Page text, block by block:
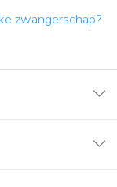
zwangerschap?